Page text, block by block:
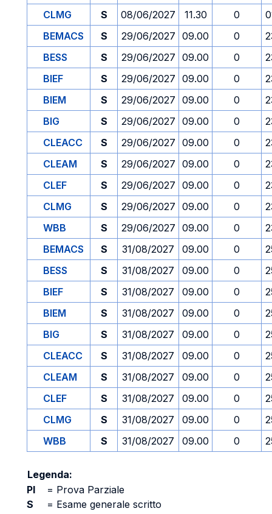
CLMG
S 08/06/2027 11.30 0
BEMACS
S 29/06/2027 09.00 0
BESS
S 29/06/2027 09.00 0
BIEF
S 29/06/2027 09.00 0
BIEM
S 29/06/2027 09.00 0
BIG
S 29/06/2027 09.00 0
CLEACC
S 29/06/2027 09.00 0
CLEAM
S 29/06/2027 09.00 0
CLEF
S 29/06/2027 09.00 0
CLMG
S 29/06/2027 09.00 0
WBB
S 29/06/2027 09.00 0
BEMACS
S 31/08/2027 09.00 0
BESS
S 31/08/2027 09.00 0
BIEF
S 31/08/2027 09.00 0
BIEM
S 31/08/2027 09.00 0
BIG
S 31/08/2027 09.00 0
CLEACC
S 31/08/2027 09.00 0
CLEAM
S 31/08/2027 09.00 0
CLEF
S 31/08/2027 09.00 0
CLMG
S 31/08/2027 09.00 0
WBB
S 31/08/2027 09.00 0
Legenda:
PI
= Prova Parziale
S
= Esame generale scritto